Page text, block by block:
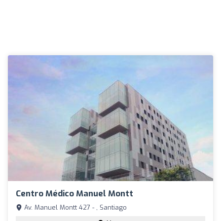
Centro Médico Manuel Montt
Av. Manuel Montt 427 - , Santiago